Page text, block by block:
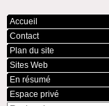
Accueil
Contact
Plan du site
Sites Web
En résumé
Espace privé